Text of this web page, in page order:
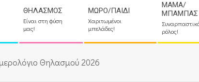
ΘΗΛΑΣΜΌΣ
Είναι στη φύση
μας!
ΜΩΡΌ/ΠΑΙΔΊ
Χαριτωμένοι
μπελάδες!
ΜΑΜΆ/
ΜΠΑΜΠΆΣ
ρόλος!
Θηλασμού 2026